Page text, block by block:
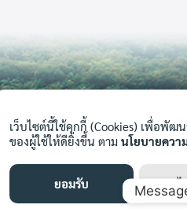
เว็บไซต์นี้ใช้คุกกี้ (Cookies) เพื่อพัฒ
ของผู้ใช้ให้ดียิ่งขึ้น ตาม นโยบายควา
ยอมรับ ไ